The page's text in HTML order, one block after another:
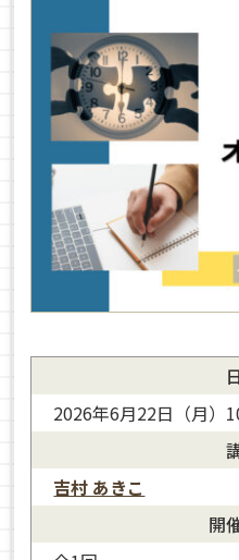
2026年6月22日（月）
吉村 あきこ
開